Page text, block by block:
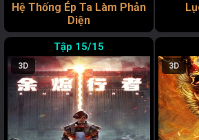
Hệ Thống Ép Ta Làm Phản
Diện
15/15
3D 3D